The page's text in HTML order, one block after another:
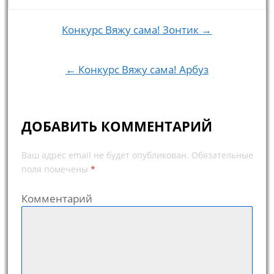
Навигация по записям
Конкурс Вяжу сама! Зонтик →
← Конкурс Вяжу сама! Арбуз
ДОБАВИТЬ КОММЕНТАРИЙ
Ваш адрес email не будет опубликован. Обязательные
поля помечены *
Комментарий